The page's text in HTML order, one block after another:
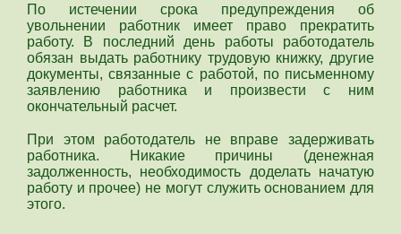
По истечении срока предупреждения об
увольнении работник имеет право прекратить
работу. В последний день работы работодатель
обязан выдать работнику трудовую книжку, другие
документы, связанные с работой, по письменному
заявлению работника и произвести с ним
окончательный расчет.
При этом работодатель не вправе задерживать
работника. Никакие причины (денежная
задолженность, необходимость доделать начатую
работу и прочее) не могут служить основанием для
этого.